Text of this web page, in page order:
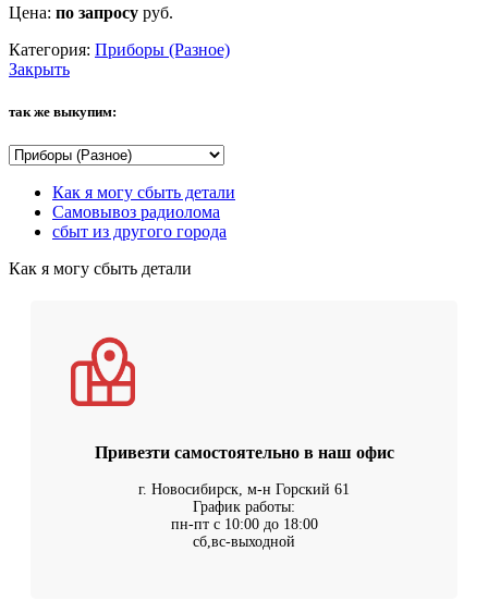
Цена: по запросу руб.
Категория: Приборы (Разное)
Закрыть
так же выкупим:
Как я могу сбыть детали
Самовывоз радиолома
сбыт из другого города
Как я могу сбыть детали
Привезти самостоятельно в наш офис
г. Новосибирск, м-н Горский 61
График работы:
пн-пт с 10:00 до 18:00
сб,вс-выходной